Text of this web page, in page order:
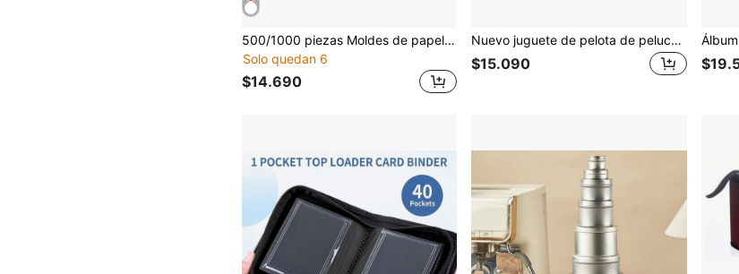
500/1000 piezas Moldes de papel de colores para cupcakes, magdalenas, tartas y decoración de fiestas, bodas y cumpleaños
Solo quedan 6
$14.690
Nuevo juguete de pelota de peluche de TPR para mascotas, resistente a mordeduras y lavable. Pelota de juguete con sonido de abeja, pollito y cerdito, de alta rebote y linda, para entrenamiento de mascotas
$15.090